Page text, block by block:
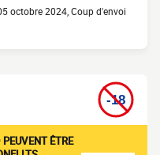
octobre 2024, Coup d'envoi
ÊTRE